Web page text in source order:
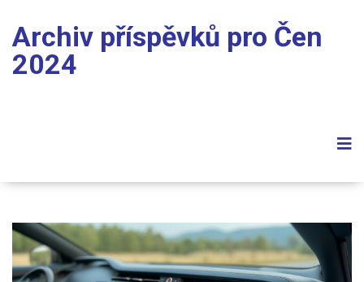
Archiv příspěvků pro Čen
2024